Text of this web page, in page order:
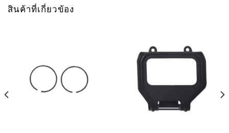
สินค้าที่เกี่ยวข้อง